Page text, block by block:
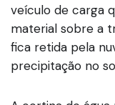
veículo de carga
material sobre a
fica retida pela
precipitação no